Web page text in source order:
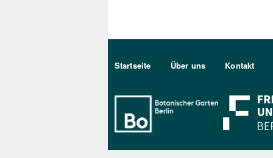
Sekundärmenu DE
Startseite Über uns Kontakt
Bo Berlin